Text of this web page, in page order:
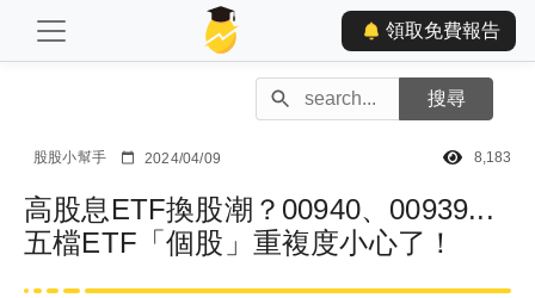
領取免費報告
股股小幫手 2024/04/09 8,183
高股息ETF換股潮？00940、00939...
五檔ETF「個股」重複度小心了！